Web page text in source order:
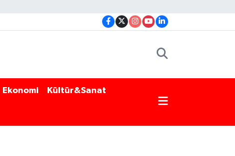
Ekonomi Kültür&Sanat